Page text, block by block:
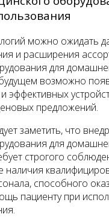
можно ожидать
и расширения
для
возможно
эффективных
предложений.
заметить, что
для
строгого
наличия
способного
пациенту при